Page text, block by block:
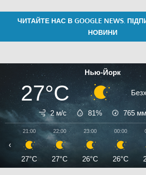
ЧИТАЙТЕ НАС В GOOGLE NEWS.
НОВИНИ
Нью-Йорк
27°C
2 м/с 81% 765 мм
21:00
27°C
22:00
27°C
23:00
26°C
00:00
26°C
‹